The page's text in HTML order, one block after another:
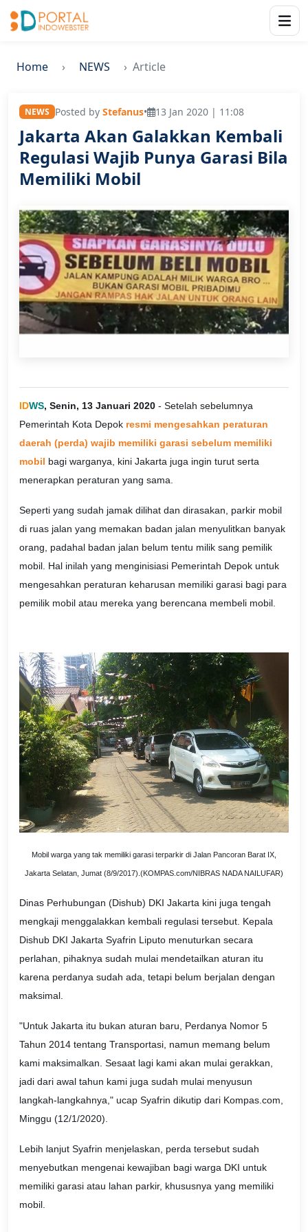
Home NEWS Article
NEWS Posted by Stefanus• 13 Jan 2020 | 11:08
Jakarta Akan Galakkan Kembali
Regulasi Wajib Punya Garasi Bila
Memiliki Mobil
IDWS, Senin, 13 Januari 2020 - Setelah sebelumnya
Pemerintah Kota Depok resmi mengesahkan peraturan
daerah (perda) wajib memiliki garasi sebelum memiliki
mobil bagi warganya, kini Jakarta juga ingin turut serta
menerapkan peraturan yang sama.
Seperti yang sudah jamak dilihat dan dirasakan, parkir mobil
di ruas jalan yang memakan badan jalan menyulitkan banyak
orang, padahal badan jalan belum tentu milik sang pemilik
mobil. Hal inilah yang menginisiasi Pemerintah Depok untuk
mengesahkan peraturan keharusan memiliki garasi bagi para
pemilik mobil atau mereka yang berencana membeli mobil.
Mobil warga yang tak memiliki garasi terparkir di Jalan Pancoran Barat IX,
Jakarta Selatan, Jumat (8/9/2017).(KOMPAS.com/NIBRAS NADA NAILUFAR)
Dinas Perhubungan (Dishub) DKI Jakarta kini juga tengah
mengkaji menggalakkan kembali regulasi tersebut. Kepala
Dishub DKI Jakarta Syafrin Liputo menuturkan secara
perlahan, pihaknya sudah mulai mendetailkan aturan itu
karena perdanya sudah ada, tetapi belum berjalan dengan
maksimal.
"Untuk Jakarta itu bukan aturan baru, Perdanya Nomor 5
Tahun 2014 tentang Transportasi, namun memang belum
kami maksimalkan. Sesaat lagi kami akan mulai gerakkan,
jadi dari awal tahun kami juga sudah mulai menyusun
langkah-langkahnya," ucap Syafrin dikutip dari Kompas.com,
Minggu (12/1/2020).
Lebih lanjut Syafrin menjelaskan, perda tersebut sudah
menyebutkan mengenai kewajiban bagi warga DKI untuk
memiliki garasi atau lahan parkir, khususnya yang memiliki
mobil.